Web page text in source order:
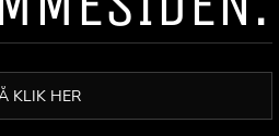
KLIK HER